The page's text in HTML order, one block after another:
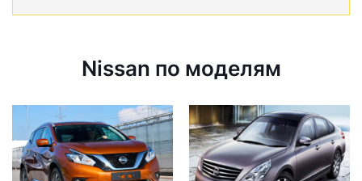
Nissan по моделям